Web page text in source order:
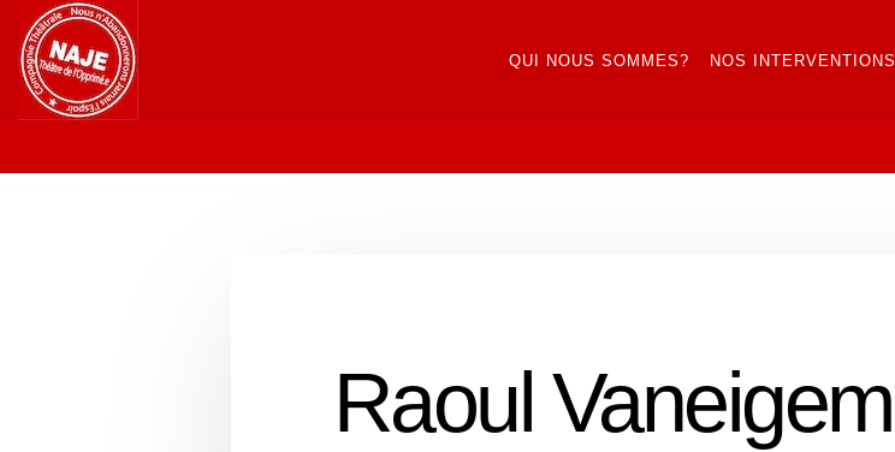
QUI NOUS SOMMES? NOS INTERVENTIONS
Raoul Vaneigem